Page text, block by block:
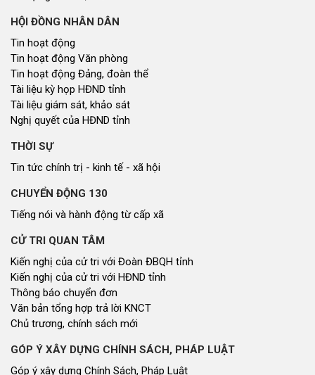
HỘI ĐỒNG NHÂN DÂN
Tin hoạt động
Tin hoạt động Văn phòng
Tin hoạt động Đảng, đoàn thể
Tài liệu kỳ họp HĐND tỉnh
Tài liệu giám sát, khảo sát
Nghị quyết của HĐND tỉnh
THỜI SỰ
Tin tức chính trị - kinh tế - xã hội
CHUYỂN ĐỘNG 130
Tiếng nói và hành động từ cấp xã
CỬ TRI QUAN TÂM
Kiến nghị của cử tri với Đoàn ĐBQH tỉnh
Kiến nghị của cử tri với HĐND tỉnh
Thông báo chuyển đơn
Văn bản tổng hợp trả lời KNCT
Chủ trương, chính sách mới
GÓP Ý XÂY DỰNG CHÍNH SÁCH, PHÁP LUẬT
Góp ý xây dựng Chính Sách, Pháp Luật